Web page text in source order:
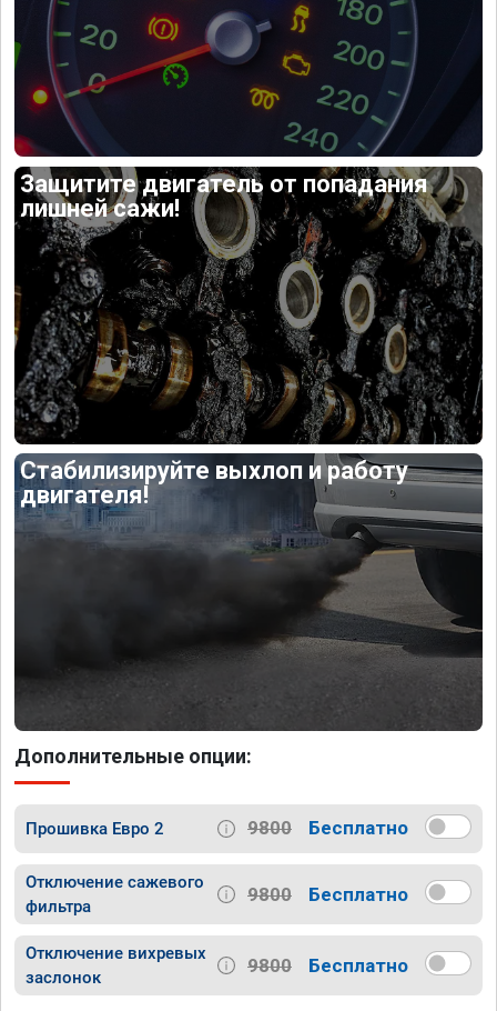
Защитите двигатель от попадания
лишней сажи!
Стабилизируйте выхлоп и работу
двигателя!
Дополнительные опции:
Прошивка Евро 2 9800 Бесплатно
Отключение сажевого
фильтра
9800 Бесплатно
Отключение вихревых
заслонок
9800 Бесплатно